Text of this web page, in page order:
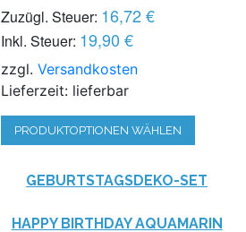
Zuzügl. Steuer: 16,72 €
Inkl. Steuer: 19,90 €
zzgl.Versandkosten
Lieferzeit: lieferbar
PRODUKTOPTIONEN WÄHLEN
GEBURTSTAGSDEKO-SET
HAPPY BIRTHDAY AQUAMARIN